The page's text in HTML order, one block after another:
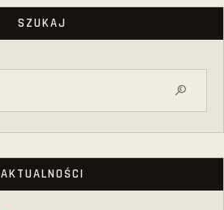
SZUKAJ
AKTUALNOŚCI